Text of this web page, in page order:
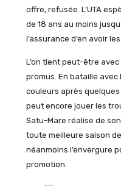
offre, refusée. L’UTA
de 18 ans au moins
l’assurance d’en avoir
L’on tient peut-être
promus. En bataille avec
couleurs après
peut encore jouer les
Satu-Mare réalise de
toute meilleure saison
néanmoins l’envergure
promotion.